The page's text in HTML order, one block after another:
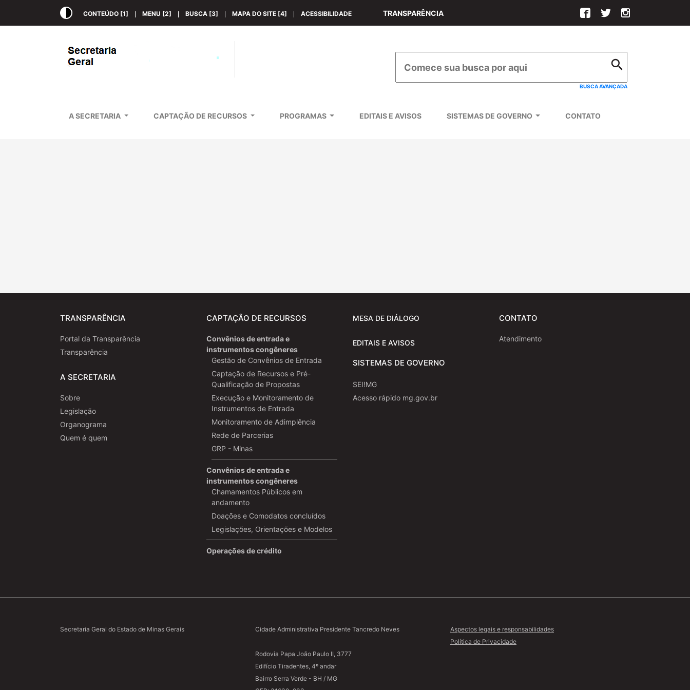
Botão alto contraste
CONTEÚDO [1] MENU [2] BUSCA [3] MAPA DO SITE [4] ACESSIBILIDADE TRANSPARÊNCIA ícone Facebook
ícone Twitter
ícone
Secretaria de Estado de Minas Gerais
Página inicial

BUSCA AVANÇADA
A SECRETARIA CAPTAÇÃO DE RECURSOS PROGRAMAS EDITAIS E AVISOS SISTEMAS DE GOVERNO CONTATO
Mapa do site
TRANSPARÊNCIA
Portal da Transparência
Transparência
A SECRETARIA
Sobre
Legislação
Organograma
Quem é quem
CAPTAÇÃO DE RECURSOS
Convênios de entrada e
instrumentos congêneres
Gestão de Convênios de Entrada
Captação de Recursos e Pré-
Qualificação de Propostas
Execução e Monitoramento de
Instrumentos de Entrada
Monitoramento de Adimplência
Rede de Parcerias
GRP - Minas
Convênios de entrada e
instrumentos congêneres
Chamamentos Públicos em
andamento
Doações e Comodatos concluídos
Legislações, Orientações e Modelos
Operações de crédito
MESA DE DIÁLOGO
EDITAIS E AVISOS
SISTEMAS DE GOVERNO
SEI!MG
Acesso rápido mg.gov.br
CONTATO
Atendimento
Secretaria Geral do Estado de Minas Gerais Cidade Administrativa Presidente Tancredo Neves
Rodovia Papa João Paulo II, 3777
Edifício Tiradentes, 4º andar
Bairro Serra Verde - BH / MG
Aspectos legais e responsabilidades
Política de Privacidade